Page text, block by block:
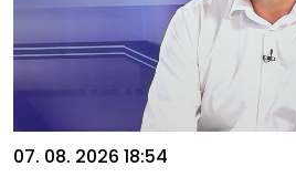
07. 08. 2026 18:54